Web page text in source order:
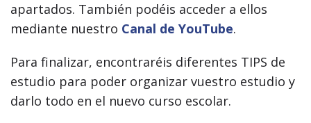
apartados. También podéis acceder a ellos
mediante nuestro Canal de YouTube.
Para finalizar, encontraréis diferentes TIPS de
estudio para poder organizar vuestro estudio y
darlo todo en el nuevo curso escolar.